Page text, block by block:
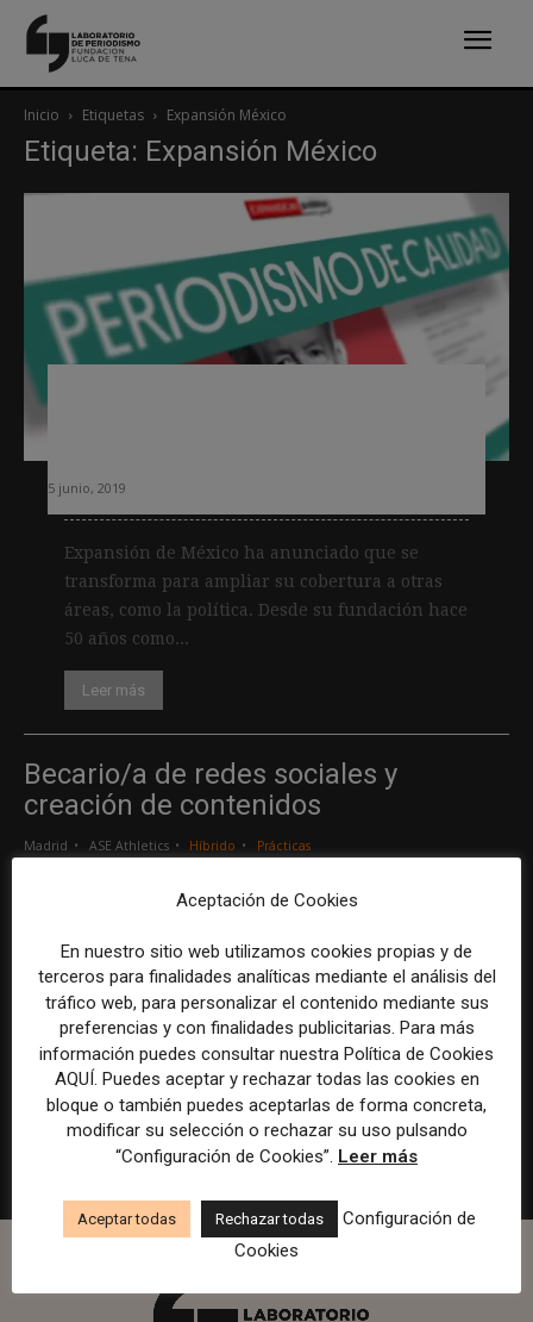
Inicio Etiquetas Expansión México
Etiqueta: Expansión México
5 junio, 2019
Expansión de México ha anunciado que se
transforma para ampliar su cobertura a otras
áreas, como la política. Desde su fundación hace
50 años como...
Leer más
Becario/a de redes sociales y
creación de contenidos
Madrid ASE Athletics Híbrido Prácticas
Creador/a de contenidos
Barcelona Gods Brand Indefinido Tiempo completo
Responsable de marcas y patrocinios
en Watif TV
Madrid Watif Presencial Tiempo completo
Aceptación de Cookies
En nuestro sitio web utilizamos cookies propias y de
terceros para finalidades analíticas mediante el análisis del
tráfico web, para personalizar el contenido mediante sus
preferencias y con finalidades publicitarias. Para más
información puedes consultar nuestra Política de Cookies
AQUÍ. Puedes aceptar y rechazar todas las cookies en
bloque o también puedes aceptarlas de forma concreta,
modificar su selección o rechazar su uso pulsando
“Configuración de Cookies”. Leer más
Aceptar todas Rechazar todas
Configuración de
Cookies